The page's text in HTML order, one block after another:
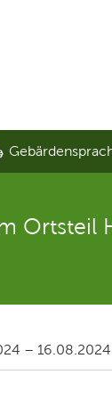
Ortsteil
– 16.08.2024